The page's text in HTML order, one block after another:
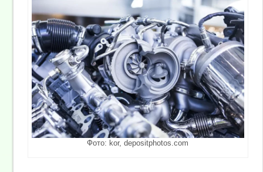
Фото: kor, depositphotos.com